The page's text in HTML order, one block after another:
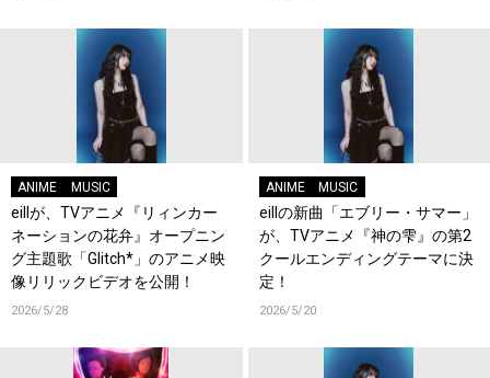
ANIME MUSIC
eillが、TVアニメ『リィンカー
ネーションの花弁』オープニン
グ主題歌「Glitch*」のアニメ映
像リリックビデオを公開！
2026/5/28
ANIME MUSIC
eillの新曲「エブリー・サマー」
が、TVアニメ『神の雫』の第2
クールエンディングテーマに決
定！
2026/5/20